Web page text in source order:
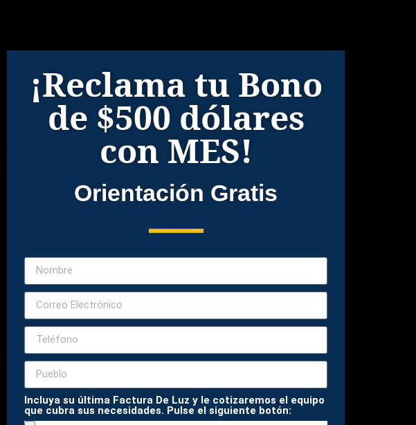
¡Reclama tu Bono
de $500 dólares
con MES!
Orientación Gratis
Incluya su última Factura De Luz y le cotizaremos el equipo
que cubra sus necesidades. Pulse el siguiente botón: